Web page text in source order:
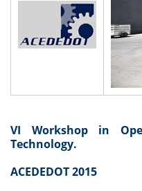
VI Workshop in
Technology.
ACEDEDOT 2015